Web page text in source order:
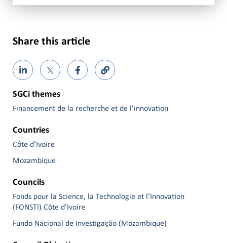
Share this article
𝕏
SGCi themes
Financement de la recherche et de l’innovation
Countries
Côte d’Ivoire
Mozambique
Councils
Fonds pour la Science, la Technologie et l’Innovation
(FONSTI) Côte d’Ivoire
Fundo Nacional de Investigação (Mozambique)